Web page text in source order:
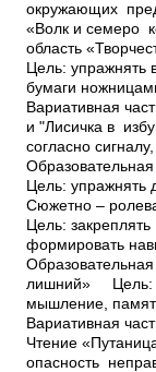
окружающих
«Волк и семеро
область
Цель: упражнять
бумаги
Вариативная
и "Лисичка в
согласно
Цель: упражнять
Сюжетно –
Цель:
формировать
лишний» Цель:
мышление,
Вариативная
Чтение
опасность